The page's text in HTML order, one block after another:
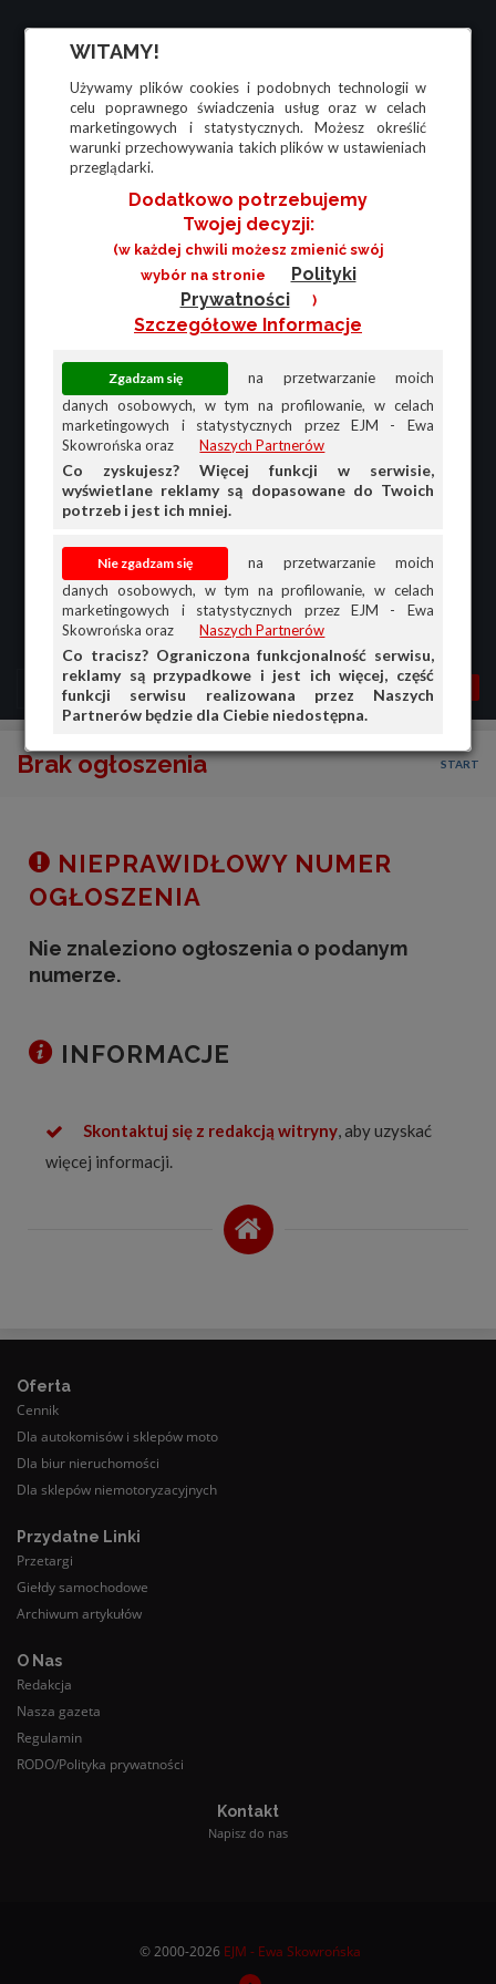
WITAMY!
Używamy plików cookies i podobnych technologii w
celu poprawnego świadczenia usług oraz w celach
marketingowych i statystycznych. Możesz określić
warunki przechowywania takich plików w ustawieniach
przeglądarki.
Dodatkowo potrzebujemy
Twojej decyzji:
(w każdej chwili możesz zmienić swój
wybór na stronie
Polityki
Prywatności
)
Szczegółowe Informacje
na przetwarzanie moich
danych osobowych, w tym na profilowanie, w celach
marketingowych i statystycznych przez EJM - Ewa
Skowrońska oraz
Naszych Partnerów
Co zyskujesz? Więcej funkcji w serwisie,
wyświetlane reklamy są dopasowane do Twoich
potrzeb i jest ich mniej.
na przetwarzanie moich
danych osobowych, w tym na profilowanie, w celach
marketingowych i statystycznych przez EJM - Ewa
Skowrońska oraz
Naszych Partnerów
Co tracisz? Ograniczona funkcjonalność serwisu,
reklamy są przypadkowe i jest ich więcej, część
funkcji serwisu realizowana przez Naszych
Partnerów będzie dla Ciebie niedostępna.
MENU MOJA AG
Brak ogłoszenia START
NIEPRAWIDŁOWY NUMER
OGŁOSZENIA
Nie znaleziono ogłoszenia o podanym
numerze.
INFORMACJE
Skontaktuj się z redakcją witryny, aby uzyskać
więcej informacji.
Oferta
Cennik
Dla autokomisów i sklepów moto
Dla biur nieruchomości
Dla sklepów niemotoryzacyjnych
Przydatne Linki
Przetargi
Giełdy samochodowe
Archiwum artykułów
O Nas
Redakcja
Nasza gazeta
Regulamin
RODO/Polityka prywatności
Kontakt
Napisz do nas
© 2000-2026 EJM - Ewa Skowrońska